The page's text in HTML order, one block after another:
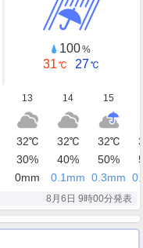
100%
31 ℃ 27℃
13 14
15
32℃ 32℃ 32℃
30% 40% 50%
0mm 0.1 mm 0.3mm
68% 71%
北
7m/s
北北西
7m/s
北
7m/s
8月6日 9時00分発表